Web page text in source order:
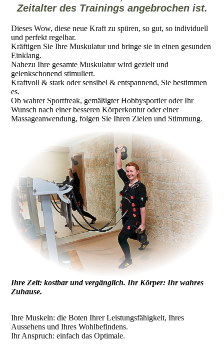
Zeitalter des Trainings angebrochen ist.
Dieses Wow, diese neue Kraft zu spüren, so gut, so individuell
und perfekt regelbar.
Kräftigen Sie Ihre Muskulatur und bringe sie in einen gesunden
Einklang.
Nahezu Ihre gesamte Muskulatur wird gezielt und
gelenkschonend stimuliert.
Kraftvoll & stark oder sensibel & entspannend, Sie bestimmen
es.
Ob wahrer Sportfreak, gemäßigter Hobbysportler oder Ihr
Wunsch nach einer besseren Körperkontur oder einer
Massageanwendung, folgen Sie Ihren Zielen und Stimmung.
Ihre Zeit: kostbar und vergänglich. Ihr Körper: Ihr wahres
Zuhause.
Ihre Muskeln: die Boten Ihrer Leistungsfähigkeit, Ihres
Aussehens und Ihres Wohlbefindens.
Ihr Anspruch: einfach das Optimale.